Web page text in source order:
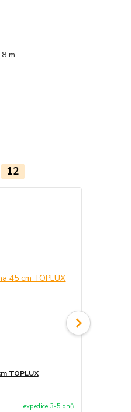
m.
12
TOPLUX
expedice 3-5 dnů